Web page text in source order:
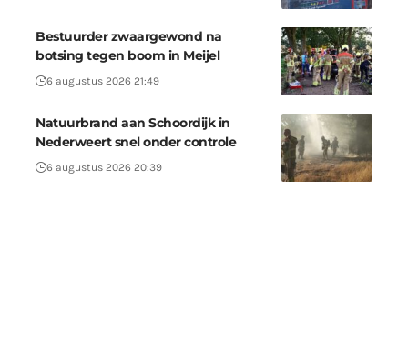
Bestuurder zwaargewond na
botsing tegen boom in Meijel
6 augustus 2026 21:49
Natuurbrand aan Schoordijk in
Nederweert snel onder controle
6 augustus 2026 20:39